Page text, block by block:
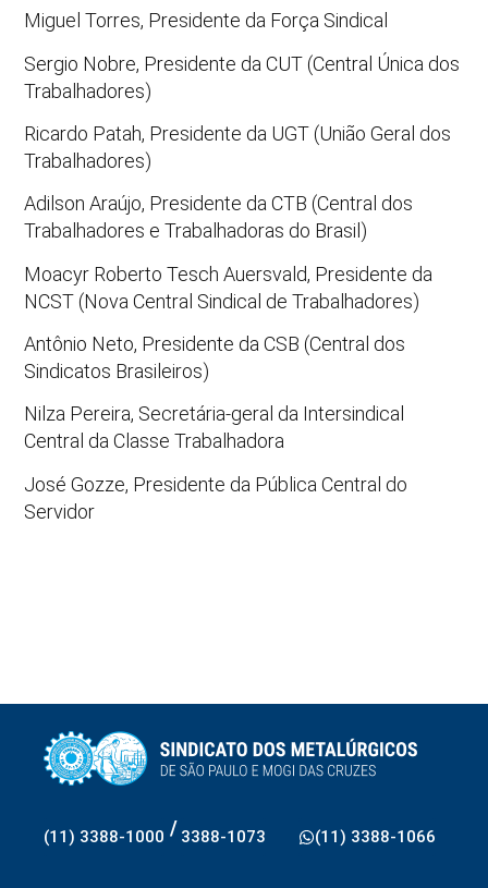
Miguel Torres, Presidente da Força Sindical
Sergio Nobre, Presidente da CUT (Central Única dos
Trabalhadores)
Ricardo Patah, Presidente da UGT (União Geral dos
Trabalhadores)
Adilson Araújo, Presidente da CTB (Central dos
Trabalhadores e Trabalhadoras do Brasil)
Moacyr Roberto Tesch Auersvald, Presidente da
NCST (Nova Central Sindical de Trabalhadores)
Antônio Neto, Presidente da CSB (Central dos
Sindicatos Brasileiros)
Nilza Pereira, Secretária-geral da Intersindical
Central da Classe Trabalhadora
José Gozze, Presidente da Pública Central do
Servidor
(11) 3388-1000 / 3388-1073 (11) 3388-1066